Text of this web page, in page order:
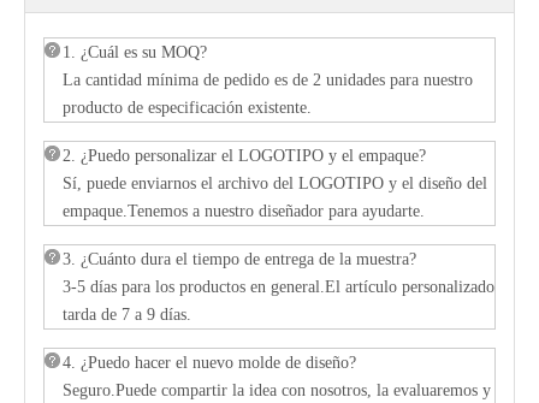
1. ¿Cuál es su MOQ?
La cantidad mínima de pedido es de 2 unidades para nuestro
producto de especificación existente.
2. ¿Puedo personalizar el LOGOTIPO y el empaque?
Sí, puede enviarnos el archivo del LOGOTIPO y el diseño del
empaque.Tenemos a nuestro diseñador para ayudarte.
3. ¿Cuánto dura el tiempo de entrega de la muestra?
3-5 días para los productos en general.El artículo personalizado
tarda de 7 a 9 días.
4. ¿Puedo hacer el nuevo molde de diseño?
Seguro.Puede compartir la idea con nosotros, la evaluaremos y